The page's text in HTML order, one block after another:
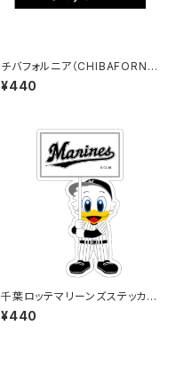
チバフォルニア（CHIBAFORNI
A）ステッカーB（Black）
¥440
千葉ロッテマリーンズステッカー
12
¥440